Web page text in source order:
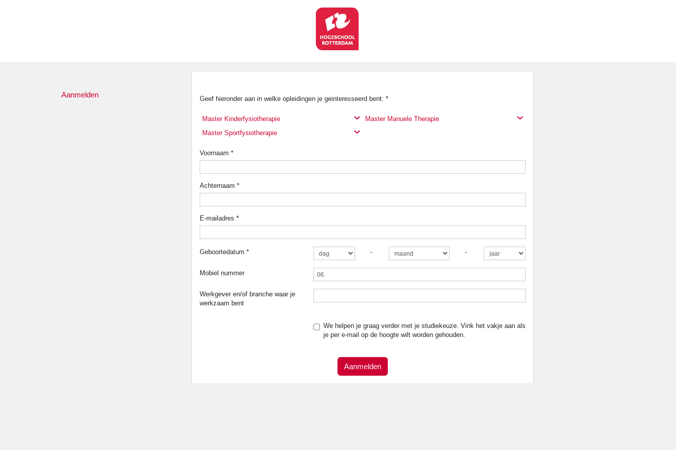
Aanmelden Geef hieronder aan in welke opleidingen je geinteresseerd bent: *
Master Kinderfysiotherapie
Master Manuele Therapie
Master Sportfysiotherapie
Voornaam *
Achternaam *
E-mailadres *
Geboortedatum * - -
Mobiel nummer
Werkgever en/of branche waar je
werkzaam bent
We helpen je graag verder met je studiekeuze. Vink het vakje aan als
je per e-mail op de hoogte wilt worden gehouden.
Aanmelden